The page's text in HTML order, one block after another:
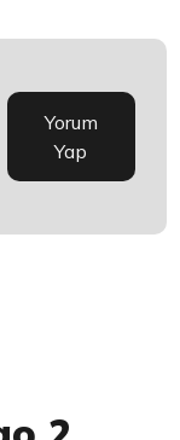
Yorum
Yap